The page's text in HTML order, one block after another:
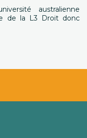
australienne
de la L3 Droit donc